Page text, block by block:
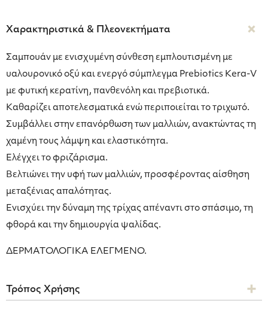
Χαρακτηριστικά & Πλεονεκτήματα
Σαμπουάν με ενισχυμένη σύνθεση εμπλουτισμένη με
υαλουρονικό οξύ και ενεργό σύμπλεγμα Prebiotics Kera-V
με φυτική κερατίνη, πανθενόλη και πρεβιοτικά.
Καθαρίζει αποτελεσματικά ενώ περιποιείται το τριχωτό.
Συμβάλλει στην επανόρθωση των μαλλιών, ανακτώντας τη
χαμένη τους λάμψη και ελαστικότητα.
Ελέγχει το φριζάρισμα.
Βελτιώνει την υφή των μαλλιών, προσφέροντας αίσθηση
μεταξένιας απαλότητας.
Ενισχύει την δύναμη της τρίχας απέναντι στο σπάσιμο, τη
φθορά και την δημιουργία ψαλίδας.
ΔΕΡΜΑΤΟΛΟΓΙΚΑ ΕΛΕΓΜΕΝΟ.
Τρόπος Χρήσης